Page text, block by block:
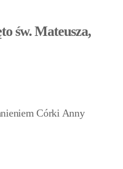
św. Mateusza,
Córki Anny